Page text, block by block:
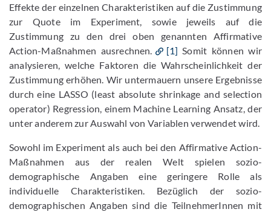
Effekte der einzelnen Charakteristiken auf die Zustimmung
zur Quote im Experiment, sowie jeweils auf die
Zustimmung zu den drei oben genannten Affirmative
Action-Maßnahmen ausrechnen.
[1] Somit können wir
analysieren, welche Faktoren die Wahrscheinlichkeit der
Zustimmung erhöhen. Wir untermauern unsere Ergebnisse
durch eine LASSO (least absolute shrinkage and selection
operator) Regression, einem Machine Learning Ansatz, der
unter anderem zur Auswahl von Variablen verwendet wird.
Sowohl im Experiment als auch bei den Affirmative Action-
Maßnahmen aus der realen Welt spielen sozio-
demographische Angaben eine geringere Rolle als
individuelle Charakteristiken. Bezüglich der sozio-
demographischen Angaben sind die TeilnehmerInnen mit